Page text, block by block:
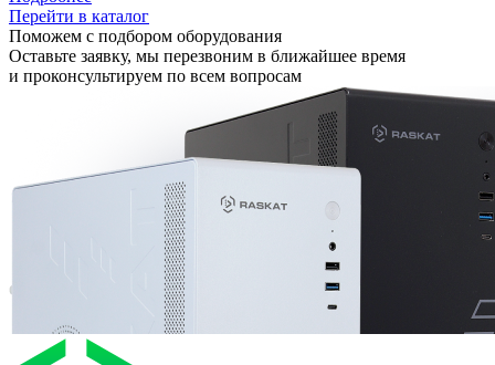
Перейти в каталог
Поможем с подбором оборудования
Оставьте заявку, мы перезвоним в ближайшее время
и проконсультируем по всем вопросам